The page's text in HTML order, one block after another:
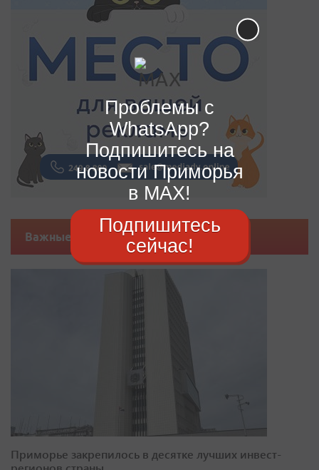
Важные новости
Приморье закрепилось в десятке лучших инвест-
Проблемы с
WhatsApp?
Подпишитесь на
новости Приморья
в MAX!
Подпишитесь
сейчас!